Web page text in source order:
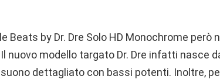
Beats by Dr. Dre Solo HD Monochrome però
nuovo modello targato Dr. Dre infatti nasce
dettagliato con bassi potenti. Inoltre,